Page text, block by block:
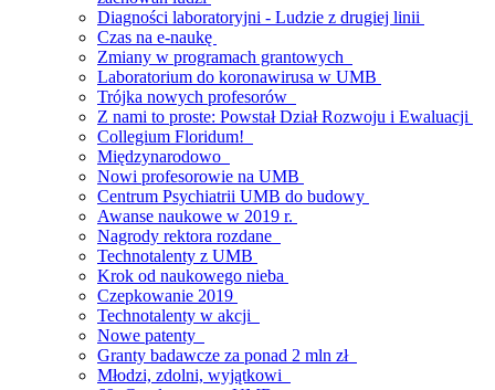
Diagności laboratoryjni - Ludzie z drugiej linii
Czas na e-naukę
Zmiany w programach grantowych
Laboratorium do koronawirusa w UMB
Trójka nowych profesorów
Z nami to proste: Powstał Dział Rozwoju i Ewaluacji
Collegium Floridum!
Międzynarodowo
Nowi profesorowie na UMB
Centrum Psychiatrii UMB do budowy
Awanse naukowe w 2019 r.
Nagrody rektora rozdane
Technotalenty z UMB
Krok od naukowego nieba
Czepkowanie 2019
Technotalenty w akcji
Nowe patenty
Granty badawcze za ponad 2 mln zł
Młodzi, zdolni, wyjątkowi